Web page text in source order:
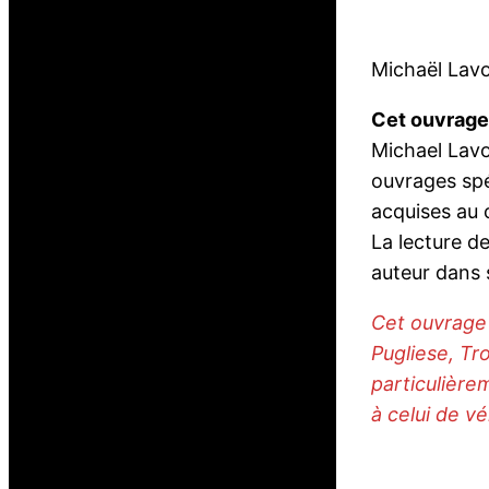
Michaël
Cet
Michael
ouvrages
acquises au
La lecture
auteur dans
Cet ouvrage
Pugliese,
à celui de